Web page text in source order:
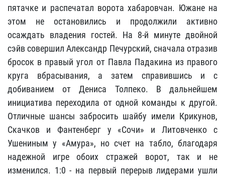
пятачке и распечатал ворота хабаровчан. Южане на
этом не остановились и продолжили активно
осаждать владения гостей. На 8-й минуте двойной
сэйв совершил Александр Печурский, сначала отразив
бросок в правый угол от Павла Падакина из правого
круга вбрасывания, а затем справившись и с
добиванием от Дениса Толпеко. В дальнейшем
инициатива переходила от одной команды к другой.
Отличные шансы забросить шайбу имели Крикунов,
Скачков и Фантенберг у «Сочи» и Литовченко с
Ушениным у «Амура», но счет на табло, благодаря
надежной игре обоих стражей ворот, так и не
изменился. 1:0 - на первый перерыв лидерами ушли